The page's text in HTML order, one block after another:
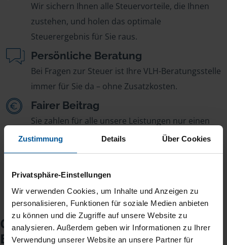
Zustimmung Details Über Cookies
Privatsphäre-Einstellungen
Wir verwenden Cookies, um Inhalte und Anzeigen zu
personalisieren, Funktionen für soziale Medien anbieten
zu können und die Zugriffe auf unsere Website zu
analysieren. Außerdem geben wir Informationen zu Ihrer
Verwendung unserer Website an unsere Partner für
Wir sichern Ihnen alle Steuervorteile, die Ihnen
zustehen, und holen das optimale
Steuerergebnis für Sie raus.
Persönliche Beratung
Bei Fragen zur Steuer ist Ihre VLH-Beratungsstelle
immer für Sie da – ohne Zusatzkosten.
Fairer Beitrag
Sie zahlen für alle unsere Leistungen nur einen
jährlichen Mitgliedsbeitrag, der sich nach Ihren
Jahreseinnahmen richtet.
Checkliste für Ihr
Beratungsgespräch